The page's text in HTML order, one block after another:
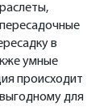
в
умные
происходит
для